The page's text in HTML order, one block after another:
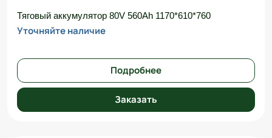
Тяговый аккумулятор 80V 560Ah 1170*610*760
Уточняйте наличие
Подробнее
Заказать